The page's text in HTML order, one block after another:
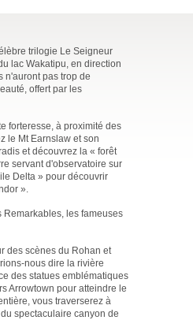
trilogie Le Seigneur
lac Wakatipu, en direction
n'auront pas trop de
offert par les
forteresse, à proximité des
le Mt Earnslaw et son
et découvrez la « forêt
servant d'observatoire sur
Delta » pour découvrir
».
Remarkables, les fameuses
des scènes du Rohan et
nous dire la rivière
des statues emblématiques
Arrowtown pour atteindre le
vous traverserez à
spectaculaire canyon de